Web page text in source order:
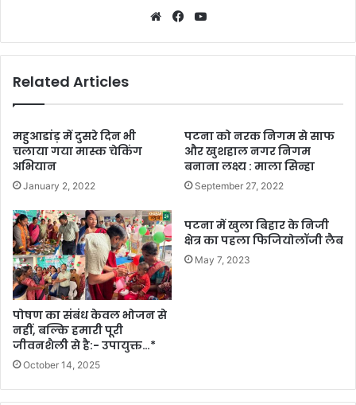
WebsiteFacebook
Related Articles
महुआडांड़ में दुसरे दिन भी
चलाया गया मास्क चेकिंग
अभियान
January 2, 2022
पटना को नरक निगम से साफ
और खुशहाल नगर निगम
बनाना लक्ष्य : माला सिन्हा
September 27, 2022
पोषण का संबंध केवल भोजन से
नहीं, बल्कि हमारी पूरी
जीवनशैली से है:- उपायुक्त…*
October 14, 2025
पटना में खुला बिहार के निजी
क्षेत्र का पहला फिजियोलॉजी लैब
May 7, 2023